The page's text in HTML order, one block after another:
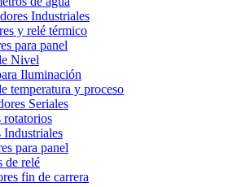
Industriales
y relé térmico
para panel
Nivel
Iluminación
temperatura y proceso
Seriales
rotatorios
Industriales
para panel
de relé
fin de carrera